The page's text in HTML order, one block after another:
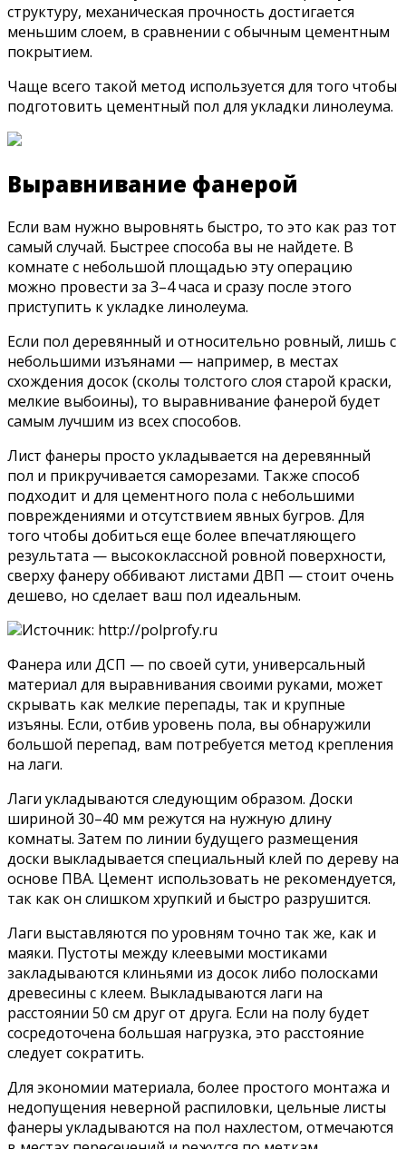
структуру, механическая прочность достигается
меньшим слоем, в сравнении с обычным цементным
покрытием.
Чаще всего такой метод используется для того чтобы
подготовить цементный пол для укладки линолеума.
Выравнивание фанерой
Если вам нужно выровнять быстро, то это как раз тот
самый случай. Быстрее способа вы не найдете. В
комнате с небольшой площадью эту операцию
можно провести за 3–4 часа и сразу после этого
приступить к укладке линолеума.
Если пол деревянный и относительно ровный, лишь с
небольшими изъянами — например, в местах
схождения досок (сколы толстого слоя старой краски,
мелкие выбоины), то выравнивание фанерой будет
самым лучшим из всех способов.
Лист фанеры просто укладывается на деревянный
пол и прикручивается саморезами. Также способ
подходит и для цементного пола с небольшими
повреждениями и отсутствием явных бугров. Для
того чтобы добиться еще более впечатляющего
результата — высококлассной ровной поверхности,
сверху фанеру оббивают листами ДВП — стоит очень
дешево, но сделает ваш пол идеальным.
Источник: http://polprofy.ru
Фанера или ДСП — по своей сути, универсальный
материал для выравнивания своими руками, может
скрывать как мелкие перепады, так и крупные
изъяны. Если, отбив уровень пола, вы обнаружили
большой перепад, вам потребуется метод крепления
на лаги.
Лаги укладываются следующим образом. Доски
шириной 30–40 мм режутся на нужную длину
комнаты. Затем по линии будущего размещения
доски выкладывается специальный клей по дереву на
основе ПВА. Цемент использовать не рекомендуется,
так как он слишком хрупкий и быстро разрушится.
Лаги выставляются по уровням точно так же, как и
маяки. Пустоты между клеевыми мостиками
закладываются клиньями из досок либо полосками
древесины с клеем. Выкладываются лаги на
расстоянии 50 см друг от друга. Если на полу будет
сосредоточена большая нагрузка, это расстояние
следует сократить.
Для экономии материала, более простого монтажа и
недопущения неверной распиловки, цельные листы
фанеры укладываются на пол нахлестом, отмечаются